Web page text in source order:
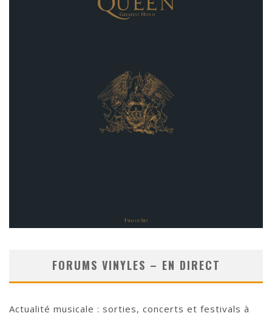
FORUMS VINYLES – EN DIRECT
Actualité musicale : sorties, concerts et festivals à